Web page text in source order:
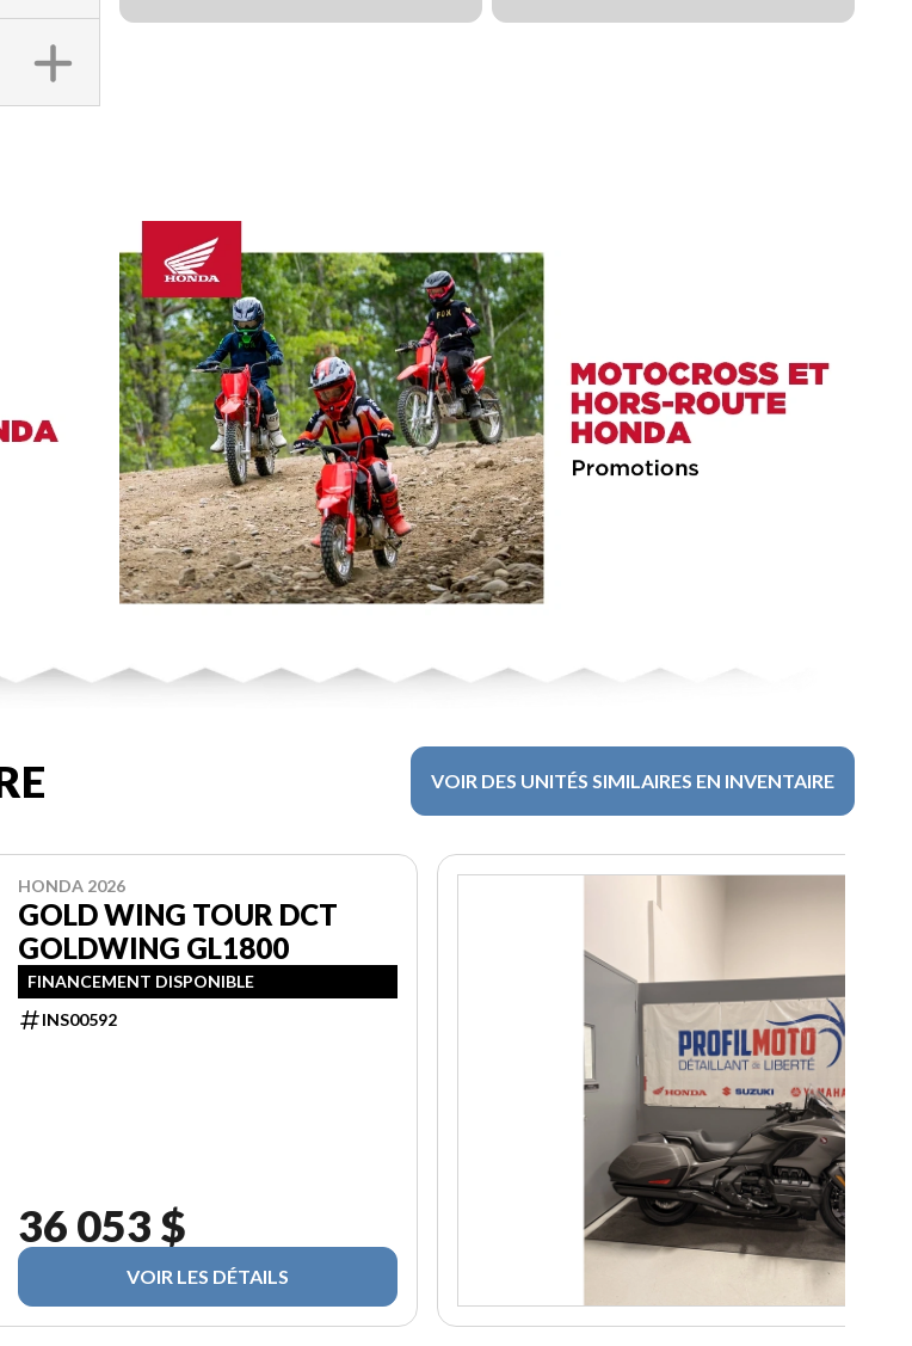
VOIR DES UNITÉS SIMILAIRES EN INVENTAIRE
HONDA 2026
GOLD WING TOUR DCT
GOLDWING GL1800
FINANCEMENT DISPONIBLE
INS00592
36 053 $
VOIR LES DÉTAILS